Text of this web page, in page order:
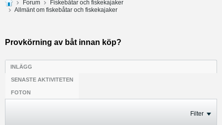
Forum
Fiskebåtar och fiskekajaker
Allmänt om fiskebåtar och fiskekajaker
Provkörning av båt innan köp?
INLÄGG
SENASTE AKTIVITETEN
FOTON
Filter